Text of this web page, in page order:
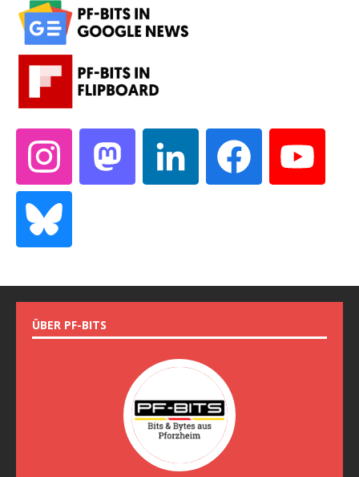
ÜBER PF-BITS